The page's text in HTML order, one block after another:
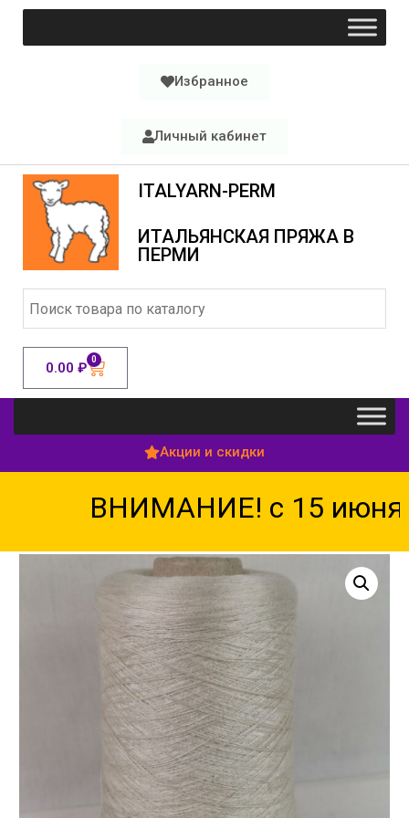
Избранное
Личный кабинет
ITALYARN-PERM
ИТАЛЬЯНСКАЯ ПРЯЖА В
ПЕРМИ
0.00 ₽ 0
Акции и скидки
ВНИМАНИЕ! с 15 июня